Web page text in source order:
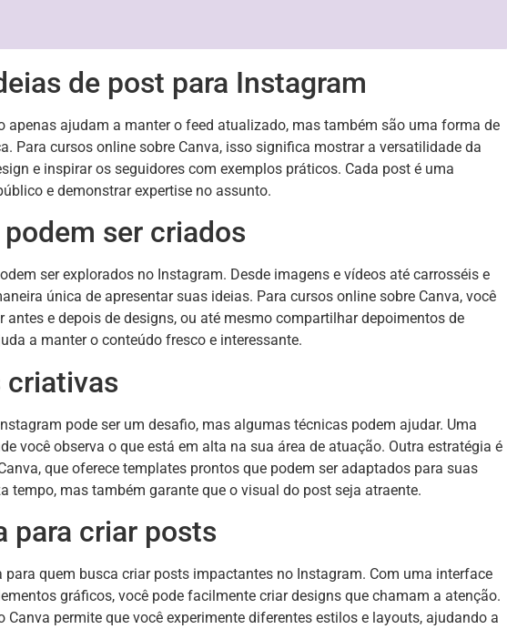
de post para Instagram
apenas ajudam a manter o feed atualizado, mas também são uma forma de
Para cursos online sobre Canva, isso significa mostrar a versatilidade da
e inspirar os seguidores com exemplos práticos. Cada post é uma
e demonstrar expertise no assunto.
ser criados
ser explorados no Instagram. Desde imagens e vídeos até carrosséis e
única de apresentar suas ideias. Para cursos online sobre Canva, você
e depois de designs, ou até mesmo compartilhar depoimentos de
a manter o conteúdo fresco e interessante.
criativas
pode ser um desafio, mas algumas técnicas podem ajudar. Uma
você observa o que está em alta na sua área de atuação. Outra estratégia é
que oferece templates prontos que podem ser adaptados para suas
tempo, mas também garante que o visual do post seja atraente.
para criar posts
para quem busca criar posts impactantes no Instagram. Com uma interface
gráficos, você pode facilmente criar designs que chamam a atenção.
Canva permite que você experimente diferentes estilos e layouts, ajudando a